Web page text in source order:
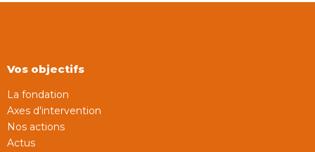
Vos objectifs
La fondation
Axes d'intervention
Nos actions
Actus